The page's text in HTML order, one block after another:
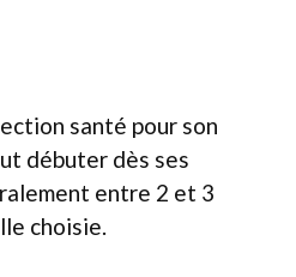
santé pour son
débuter dès ses
entre 2 et 3
choisie.